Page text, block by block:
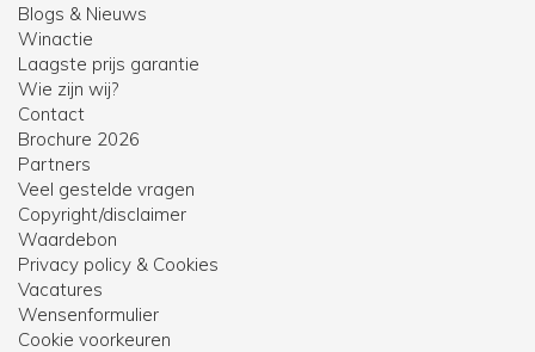
Blogs & Nieuws
Winactie
Laagste prijs garantie
Wie zijn wij?
Contact
Brochure 2026
Partners
Veel gestelde vragen
Copyright/disclaimer
Waardebon
Privacy policy & Cookies
Vacatures
Wensenformulier
Cookie voorkeuren